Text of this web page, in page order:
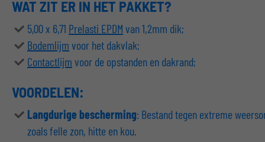
WAT ZIT ER IN HET PAKKET?
5,00 x 6,71 Prelasti EPDM van 1,2mm dik;
Bodemlijm voor het dakvlak;
Contactlijm voor de opstanden en dakrand;
VOORDELEN:
Langdurige bescherming: Bestand tegen extreme
zoals felle zon, hitte en kou.